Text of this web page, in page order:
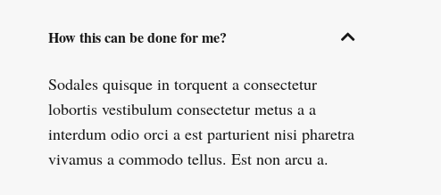
How this can be done for me?
Sodales quisque in torquent a consectetur
lobortis vestibulum consectetur metus a a
interdum odio orci a est parturient nisi pharetra
vivamus a commodo tellus. Est non arcu a.